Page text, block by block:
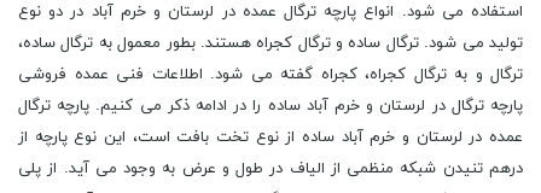
استفاده می شود. انواع پارچه ترگال عمده در لرستان و خرم آباد در دو نوع
تولید می شود. ترگال ساده و ترگال کجراه هستند. بطور معمول به ترگال ساده،
ترگال و به ترگال کجراه، کجراه گفته می شود. اطلاعات فنی عمده فروشی
پارچه ترگال در لرستان و خرم آباد ساده را در ادامه ذکر می کنیم. پارچه ترگال
عمده در لرستان و خرم آباد ساده از نوع تخت بافت است، این نوع پارچه از
درهم تنیدن شبکه منظمی از الیاف در طول و عرض به وجود می آید. از پلی